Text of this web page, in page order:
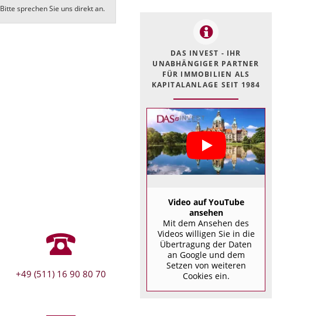
Bitte sprechen Sie uns direkt an.
+49 (511) 16 90 80 70
DAS INVEST - IHR
UNABHÄNGIGER PARTNER
FÜR IMMOBILIEN ALS
KAPITALANLAGE SEIT 1984
Video auf YouTube
ansehen
Mit dem Ansehen des
Videos willigen Sie in die
Übertragung der Daten
an Google und dem
Setzen von weiteren
Cookies ein.